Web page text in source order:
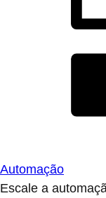
Automação
Escale a